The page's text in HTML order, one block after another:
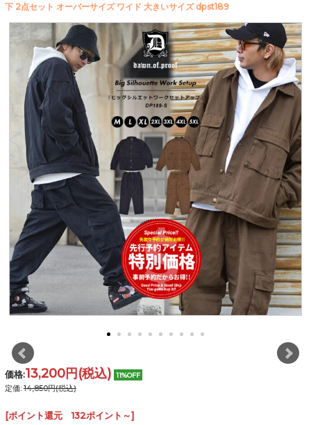
下 2点セット オーバーサイズ ワイド 大きいサイズ dpst189
価格:13,200円(税込) 11%OFF
定価:14,850円(税込)
[ポイント還元 132ポイント～]